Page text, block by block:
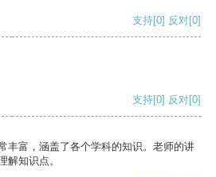
支持[0] 反对[0]
支持[0] 反对[0]
丰富，涵盖了各个学科的知识。老师的讲
解知识点。